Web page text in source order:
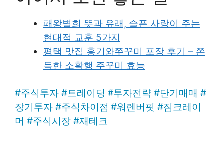
패왕별희 뜻과 유래, 슬픈 사랑이 주는
현대적 교훈 5가지
평택 맛집 홍기와쭈꾸미 포장 후기 – 쫀
득한 소확행 주꾸미 효능
#주식투자 #트레이딩 #투자전략 #단기매매 #
장기투자 #주식차이점 #워렌버핏 #짐크레이
머 #주식시장 #재테크